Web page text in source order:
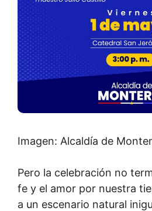
Imagen: Alcaldía de
Pero la celebración no
fe y el amor por nuestra
a un escenario natural